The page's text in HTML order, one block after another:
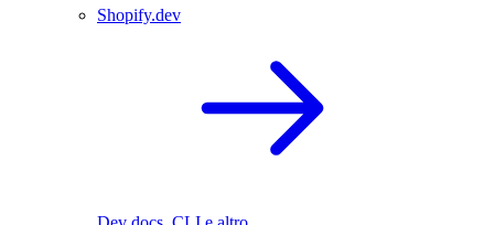
Shopify.dev